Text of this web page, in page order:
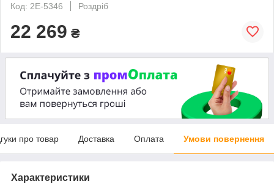
Код: 2E-5346
Роздріб
22 269 ₴
про товар Доставка Оплата Умови повернення
Характеристики